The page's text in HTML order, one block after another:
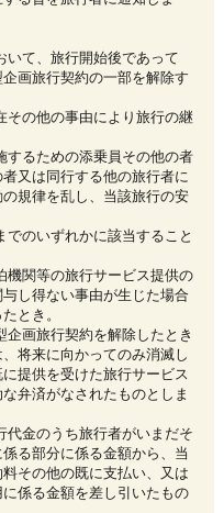
て、旅行開始後であって
画旅行契約の一部を解除す
の他の事由により旅行の継
るための添乗員その他の者
又は同行する他の旅行者に
規律を乱し、当該旅行の安
のいずれかに該当すること
機関等の旅行サービス提供の
し得ない事由が生じた場合
とき。
画旅行契約を解除したとき
将来に向かってのみ消滅し
提供を受けた旅行サービス
弁済がなされたものとしま
代金のうち旅行者がいまだそ
る部分に係る金額から、当
その他の既に支払い、又は
係る金額を差し引いたもの